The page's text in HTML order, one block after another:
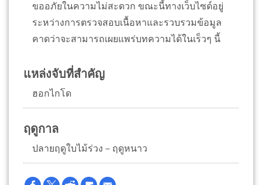
ขออภัยในความไม่สะดวก ขณะนี้ทางเว็บไซด์อยู่
ระหว่างการตรวจสอบเนื้อหาและรวบรวมข้อมูล
คาดว่าจะสามารถเผยแพร่บทความได้ในเร็วๆ นี้
แหล่งจับที่สำคัญ
ฮอกไกโด
ฤดูกาล
ปลายฤดูใบไม้ร่วง－ฤดูหนาว